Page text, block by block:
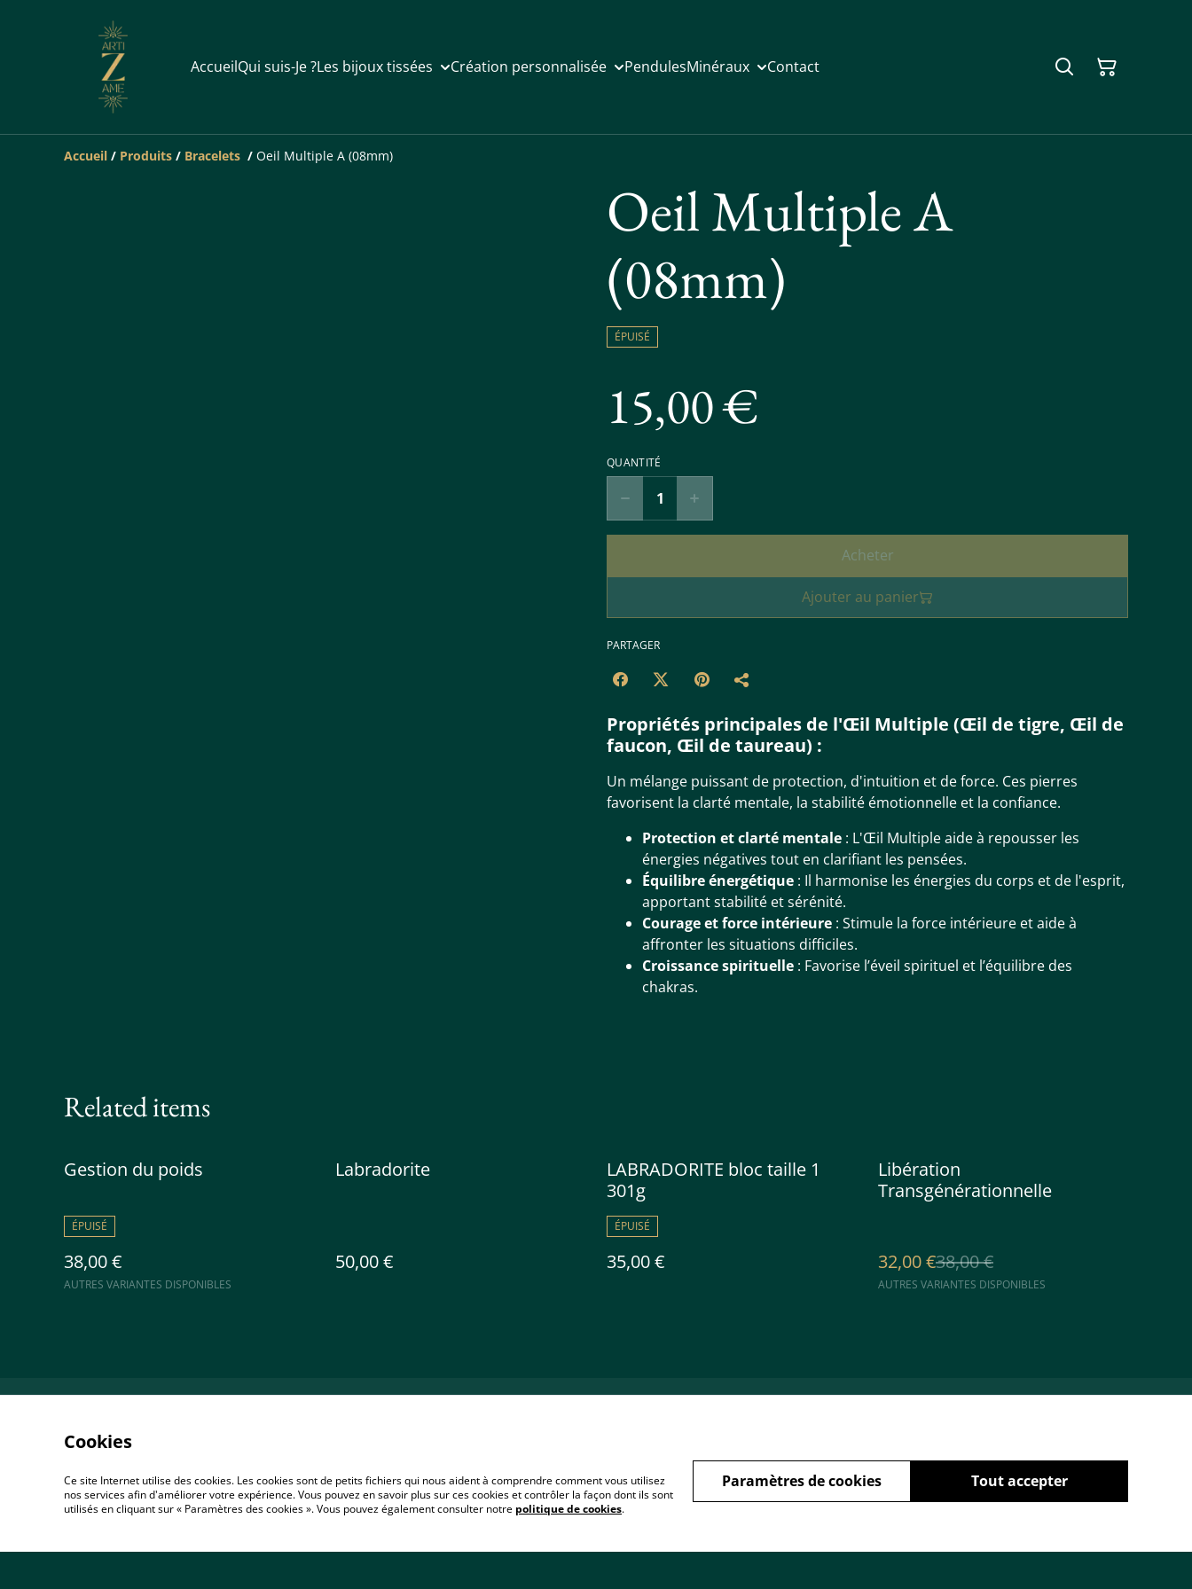
AccueilQui suis-Je ?Les bijoux tissées Création personnalisée PendulesMinéraux Contact
Accueil / Produits / Bracelets / Oeil Multiple A (08mm)
Oeil Multiple A
(08mm)
ÉPUISÉ
15,00 €
QUANTITÉ
Acheter
Ajouter au panier
PARTAGER
Propriétés principales de l'Œil Multiple (Œil de tigre, Œil de
faucon, Œil de taureau) :
Un mélange puissant de protection, d'intuition et de force. Ces pierres
favorisent la clarté mentale, la stabilité émotionnelle et la confiance.
Protection et clarté mentale : L'Œil Multiple aide à repousser les
énergies négatives tout en clarifiant les pensées.
Équilibre énergétique : Il harmonise les énergies du corps et de l'esprit,
apportant stabilité et sérénité.
Courage et force intérieure : Stimule la force intérieure et aide à
affronter les situations difficiles.
Croissance spirituelle : Favorise l’éveil spirituel et l’équilibre des
chakras.
Related items
Gestion du poids
ÉPUISÉ
38,00 €
AUTRES VARIANTES DISPONIBLES
Labradorite
50,00 €
LABRADORITE bloc taille 1
301g
ÉPUISÉ
35,00 €
%
Libération
Transgénérationnelle
32,00 €38,00 €
AUTRES VARIANTES DISPONIBLES
Cookies
Ce site Internet utilise des cookies. Les cookies sont de petits fichiers qui nous aident à comprendre comment vous utilisez
nos services afin d'améliorer votre expérience. Vous pouvez en savoir plus sur ces cookies et contrôler la façon dont ils sont
utilisés en cliquant sur « Paramètres des cookies ». Vous pouvez également consulter notre politique de cookies.
Tout accepter
Paramètres de cookies